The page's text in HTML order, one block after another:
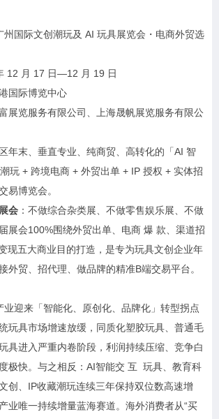
州国际文创潮玩及 AI 玩具展览会・电商外贸选
12 月 17 日—12 月 19 日
国际博览中心
展览服务有限公司、上海晟帆展览服务有限公
年末、垂直专业、纯商贸、高转化的「AI 智
玩 + 跨境电商 + 外贸出单 + IP 授权 + 实体招
易博览会。
会 ：不做综合杂类展、不做零售娱乐展、不做
展会100%围绕外贸出单、电商 爆 款、渠道招
现五大商业目的打造，是专为玩具文创企业年
外贸、招代理、做品牌的精准B端交易平台。
业迎来「智能化、原创化、品牌化」转型拐点
玩具市场增速放缓，同质化塑胶玩具、普通毛
具进入严重内卷阶段，利润持续压缩、竞争白
极快。与之相反：AI智能交 互 玩具、教育科
创、IP收藏潮玩连续三年保持双位数高速增
业唯一持续增量蓝海赛道。海外消费者从“买